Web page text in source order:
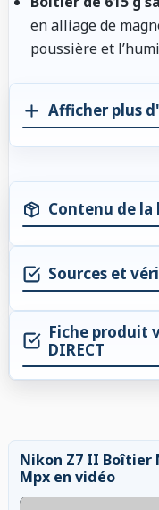
en alliage de
poussière et
Afficher plus
Contenu de la
Sources et
Fiche produit
DIRECT
Nikon Z7 II Boîtier
Mpx en vidéo